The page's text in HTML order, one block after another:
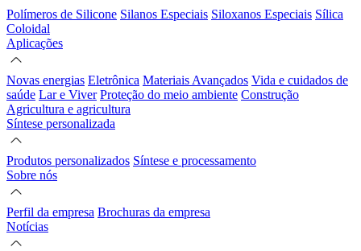
Polímeros de Silicone Silanos Especiais Siloxanos Especiais Sílica
Coloidal
Aplicações
Novas energias Eletrônica Materiais Avançados Vida e cuidados de
saúde Lar e Viver Proteção do meio ambiente Construção
Agricultura e agricultura
Síntese personalizada
Produtos personalizados Síntese e processamento
Sobre nós
Perfil da empresa Brochuras da empresa
Notícias